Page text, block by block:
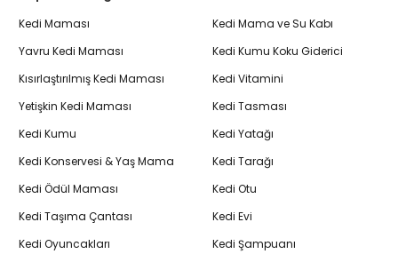
Kedi Maması
Yavru Kedi Maması
Kısırlaştırılmış Kedi Maması
Yetişkin Kedi Maması
Kedi Kumu
Kedi Konservesi & Yaş Mama
Kedi Ödül Maması
Kedi Taşıma Çantası
Kedi Oyuncakları
Kedi Mama ve Su Kabı
Kedi Kumu Koku Giderici
Kedi Vitamini
Kedi Tasması
Kedi Yatağı
Kedi Tarağı
Kedi Otu
Kedi Evi
Kedi Şampuanı